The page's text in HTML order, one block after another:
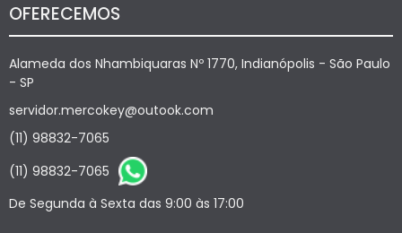
OFERECEMOS
Alameda dos Nhambiquaras Nº 1770, Indianópolis - São Paulo
- SP
servidor.mercokey@outook.com
(11) 98832-7065
(11) 98832-7065
De Segunda à Sexta das 9:00 às 17:00